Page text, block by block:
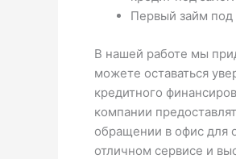
Первый займ под
В нашей работе мы
можете оставаться
кредитного
компании
обращении в офис для
отличном сервисе и